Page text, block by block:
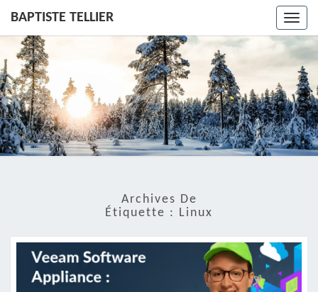
BAPTISTE TELLIER
Archives De
Étiquette : Linux